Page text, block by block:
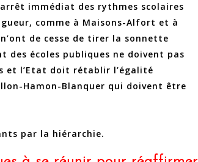
immédiat des rythmes scolaires
comme à Maisons-Alfort et à
de cesse de tirer la sonnette
des écoles publiques ne doivent pas
et l’Etat doit rétablir l’égalité
Hamon-Blanquer qui doivent être
par la hiérarchie.